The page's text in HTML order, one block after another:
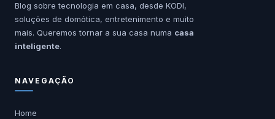
Blog sobre tecnologia em casa, desde KODI,
soluções de domótica, entretenimento e muito
mais. Queremos tornar a sua casa numa casa
inteligente.
NAVEGAÇÃO
Home